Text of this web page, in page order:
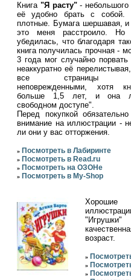
Книга "Я расту"- небольшого
её удобно брать с собой.
плотные. Бумага шершавая, и
это меня расстроило.
убедилась, что благодаря
книга получилась прочная -
3 года мог случайно порвать
неаккуратно её
все страницы
неповрежденными, хотя
больше 1,5 лет, и она
свободном доступе".
Перед покупкой
внимание на иллюстрации -
ли они у вас отторжения.
» Посмотреть в Лабиринте
» Посмотреть в Read.ru
» Посмотреть на ОЗОНе
» Посмотреть в My-Shop
Хорошие
возраст.
»
»
»